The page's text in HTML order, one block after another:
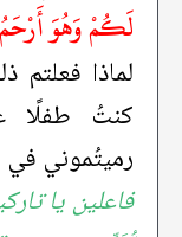
لَكُمْ وَهُوَ أَرْحَمُ
لماذا فعلتم
كنتُ طفلًا
رميتُموني في
فاعلين يا